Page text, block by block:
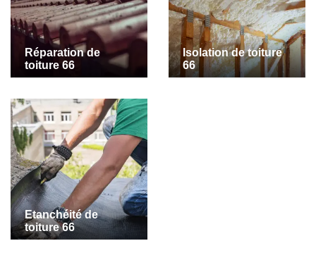
Réparation de
toiture 66
Isolation de toiture
66
Etanchéité de
toiture 66